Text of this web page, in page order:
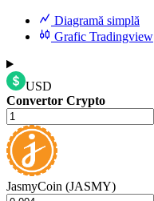
Diagramă simplă
Grafic Tradingview
USD
Convertor Crypto
JasmyCoin (JASMY)